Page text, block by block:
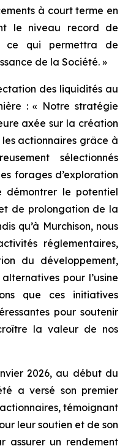
à court terme en
le niveau record de
ce qui permettra de
de la Société. »
des liquidités au
: « Notre stratégie
axée sur la création
actionnaires grâce à
sélectionnés
forages d’exploration
démontrer le potentiel
de prolongation de la
qu’à Murchison, nous
réglementaires,
du développement,
pour l’usine
que ces initiatives
pour soutenir
la valeur de nos
2026, au début du
a versé son premier
témoignant
leur soutien et de son
assurer un rendement